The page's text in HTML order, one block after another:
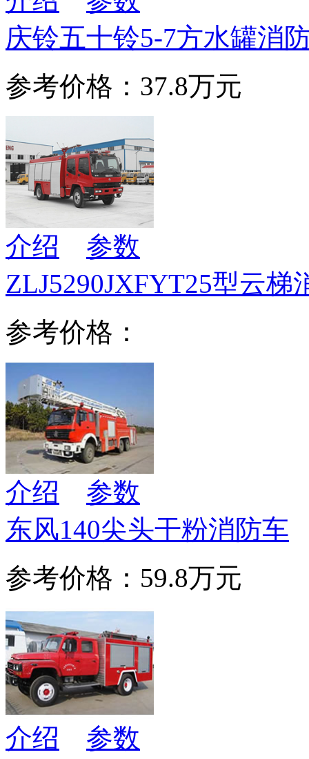
庆铃五十铃5-7方水罐消
参考价格：37.8万元
介绍
参数
ZLJ5290JXFYT25型云梯
参考价格：
介绍
参数
东风140尖头干粉消防车
参考价格：59.8万元
介绍
参数